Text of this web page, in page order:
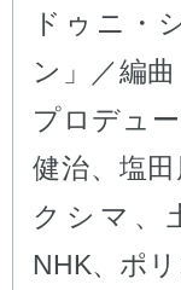
ドゥニ・
ン」／編
プロデュ
健治、塩
クシマ、
NHK、ポ